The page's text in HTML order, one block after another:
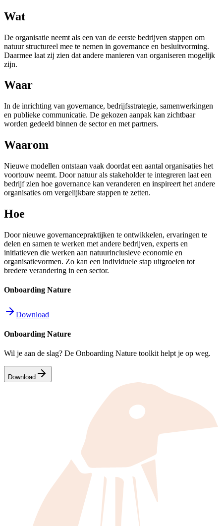
Wat
De organisatie neemt als een van de eerste bedrijven stappen om
natuur structureel mee te nemen in governance en besluitvorming.
Daarmee laat zij zien dat andere manieren van organiseren mogelijk
zijn.
Waar
In de inrichting van governance, bedrijfsstrategie, samenwerkingen
en publieke communicatie. De gekozen aanpak kan zichtbaar
worden gedeeld binnen de sector en met partners.
Waarom
Nieuwe modellen ontstaan vaak doordat een aantal organisaties het
voortouw neemt. Door natuur als stakeholder te integreren laat een
bedrijf zien hoe governance kan veranderen en inspireert het andere
organisaties om vergelijkbare stappen te zetten.
Hoe
Door nieuwe governancepraktijken te ontwikkelen, ervaringen te
delen en samen te werken met andere bedrijven, experts en
initiatieven die werken aan natuurinclusieve economie en
organisatievormen. Zo kan een individuele stap uitgroeien tot
bredere verandering in een sector.
Onboarding Nature
Download
Onboarding Nature
Wil je aan de slag? De Onboarding Nature toolkit helpt je op weg.
Download